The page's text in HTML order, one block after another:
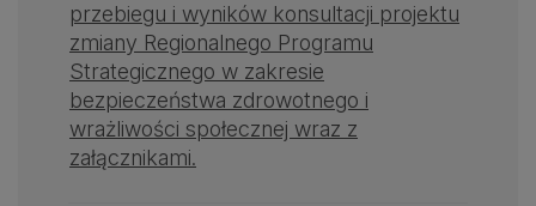
przebiegu i wyników konsultacji projektu
zmiany Regionalnego Programu
Strategicznego w zakresie
bezpieczeństwa zdrowotnego i
wrażliwości społecznej wraz z
załącznikami.